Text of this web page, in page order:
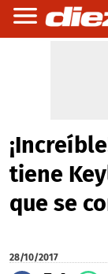
tiene
que se
28/10/2017